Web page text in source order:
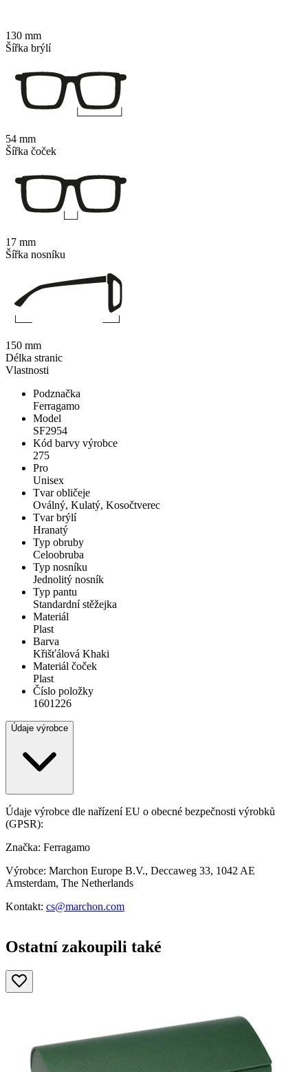
Vlastnosti
Podznačka
Ferragamo
Model
SF2954
Kód barvy výrobce
275
Pro
Unisex
Tvar obličeje
Oválný, Kulatý, Kosočtverec
Tvar brýlí
Hranatý
Typ obruby
Celoobruba
Typ nosníku
Jednolitý nosník
Typ pantu
Standardní stěžejka
Materiál
Plast
Barva
Křišťálová Khaki
Materiál čoček
Plast
Číslo položky
1601226
Údaje výrobce
Údaje výrobce dle nařízení EU o obecné bezpečnosti výrobků
(GPSR):
Značka: Ferragamo
Výrobce: Marchon Europe B.V., Deccaweg 33, 1042 AE
Amsterdam, The Netherlands
Kontakt: cs@marchon.com
130 mm
Šířka brýlí
54 mm
Šířka čoček
17 mm
Šířka nosníku
150 mm
Délka stranic
Ostatní zakoupili také